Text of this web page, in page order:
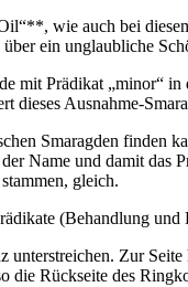
wie auch bei
über ein unglaubliche
Prädikat „minor“
dieses Ausnahme-
Smaragden finden
Name und damit das
gleich.
(Behandlung
Zur
Rückseite des